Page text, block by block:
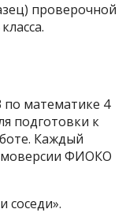
проверочной
по математике 4
подготовки к
Каждый
ФИОКО
соседи».